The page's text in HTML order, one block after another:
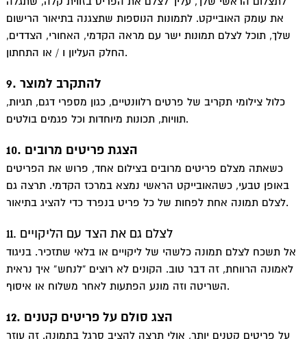
את עומק האובייקט. לתמונות הנוספות שתצגנה בתיאור הרישום
שלך, תוכל לצלם תמונות ישר עם מראה הקדמי, האחורי, הצדדים,
החלק העליון ו / או התחתון.
9. להתקרב למוצר
כלול צילומי תקריב של פרטים רלוונטיים, כגון מספרי דגם, תגיות,
תוויות, תכונות מיוחדות וכל פגמים בולטים.
10. הצגת פריטים מרובים
כשאתה מצלם פריטים מרובים בצילום אחד, פרוש את הפריטים
באופן טבעי, כשהאובייקט הראשי נמצא במרכז הקדמי. תרצה גם
לצלם תמונה אחת לפחות של כל פריט בנפרד כדי להציג בתיאור.
11. לצלם גם את הצד עם הליקויים
אל תשכח לצלם תמונה כלשהי של ליקויים או בלאי שתזכיר. בניגוד
לאמונה הרווחת, זה דבר טוב. הקונים לא רוצים “לנחש” איך נראית
השריטה וזה מונע הפתעות לאחר משלוח או איסוף.
12. הצג סולם על פריטים קטנים
על פריטים קטנים יותר, אולי תרצה להציב סרגל בתמונה. זה עוזר